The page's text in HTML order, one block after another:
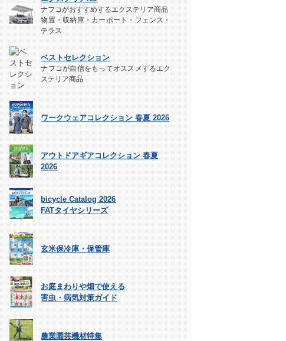
ナフコがおすすめするエクステリア商品
物置・収納庫・カーポート・フェンス・
テラス
ベストセレクション
ナフコが自信をもってオススメするエク
ステリア商品
ワークウェアコレクション 春夏 2026
アウトドアギアコレクション 春夏
2026
bicycle Catalog 2026
FATタイヤシリーズ
玄米保冷庫・保管庫
お庭まわりや畑で使える
害虫・病気対策ガイド
農業園芸機材特集